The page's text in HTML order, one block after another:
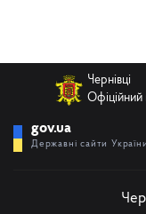
Чернівці
Офіційний
gov.ua
Державні сайти України